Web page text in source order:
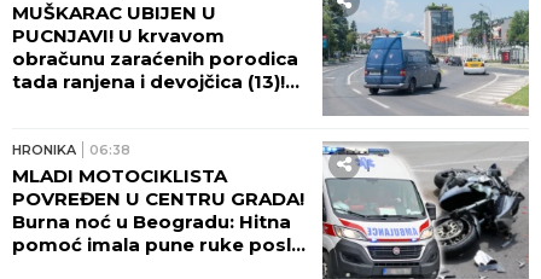
MUŠKARAC UBIJEN U
PUCNJAVI! U krvavom
obračunu zaraćenih porodica
tada ranjena i devojčica (13)!
HRONIKA 06:38
MLADI MOTOCIKLISTA
POVREĐEN U CENTRU GRADA!
Burna noć u Beogradu: Hitna
pomoć imala pune ruke posla